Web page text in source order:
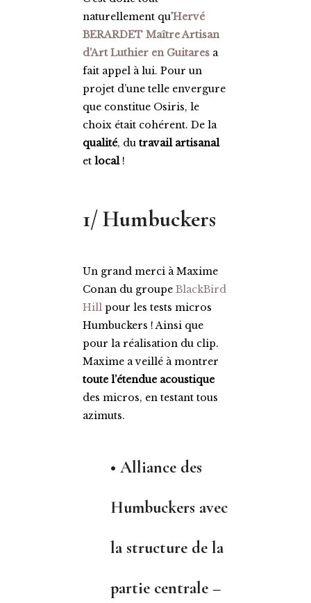
naturellement qu’Hervé
BERARDET Maître Artisan
d’Art Luthier en Guitares a
fait appel à lui. Pour un
projet d’une telle envergure
que constitue Osiris, le
choix était cohérent. De la
qualité, du travail artisanal
et local!
1/ Humbuckers
Un grand merci à Maxime
Conan du groupe BlackBird
Hill pour les tests micros
Humbuckers ! Ainsi que
pour la réalisation du clip.
Maxime a veillé à montrer
toute l’étendue acoustique
des micros, en testant tous
azimuts.
• Alliance des
Humbuckers avec
la structure de la
partie centrale –